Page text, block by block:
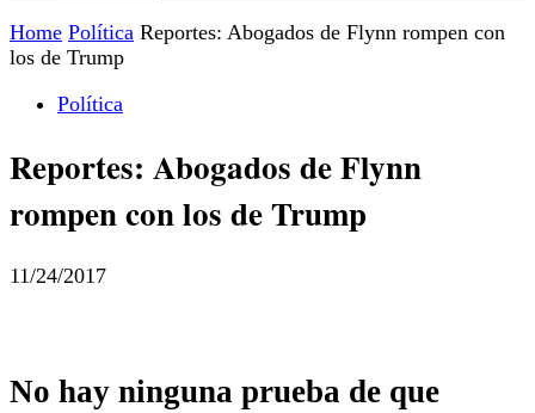
Home Política Reportes: Abogados de Flynn rompen con
los de Trump
Política
Reportes: Abogados de Flynn
rompen con los de Trump
11/24/2017
No hay ninguna prueba de que